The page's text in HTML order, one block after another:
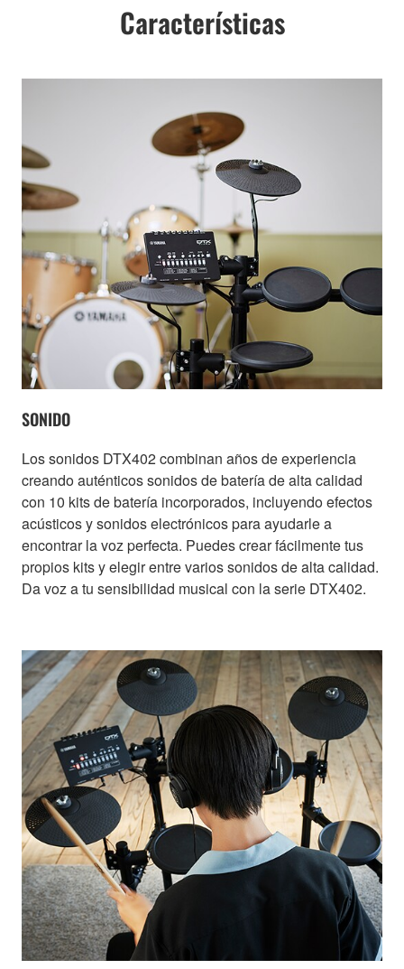
Características
SONIDO
Los sonidos DTX402 combinan años de experiencia
creando auténticos sonidos de batería de alta calidad
con 10 kits de batería incorporados, incluyendo efectos
acústicos y sonidos electrónicos para ayudarle a
encontrar la voz perfecta. Puedes crear fácilmente tus
propios kits y elegir entre varios sonidos de alta calidad.
Da voz a tu sensibilidad musical con la serie DTX402.